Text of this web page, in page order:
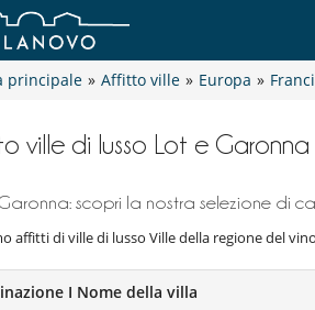
principale » Affitto ville » Europa »
ville di lusso Lot e
scopri la nostra selezione di
affitti di ville di lusso Ville della regione del
I Nome della villa